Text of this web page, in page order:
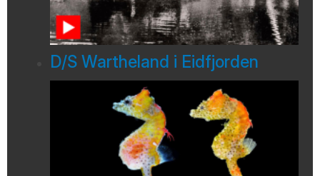
D/S Wartheland i Eidfjorden